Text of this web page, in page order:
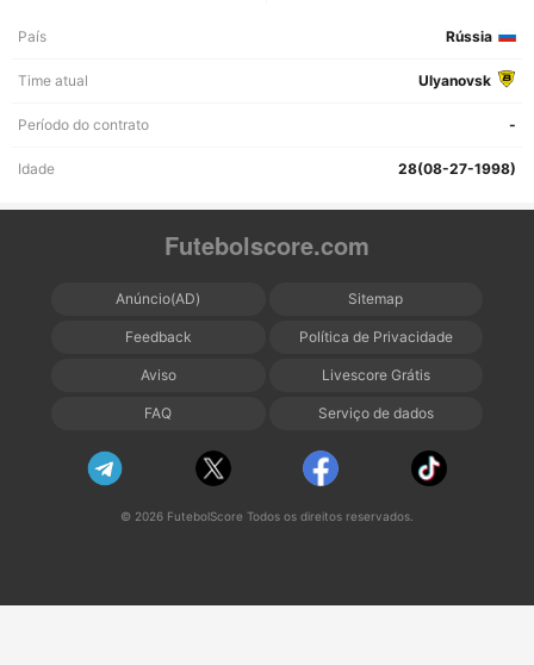
País Rússia
Time atual Ulyanovsk
Período do contrato -
Idade 28(08-27-1998)
Futebolscore.com
Anúncio(AD) Sitemap
Feedback Política de Privacidade
Aviso Livescore Grátis
FAQ Serviço de dados
© 2026 FutebolScore Todos os direitos reservados.